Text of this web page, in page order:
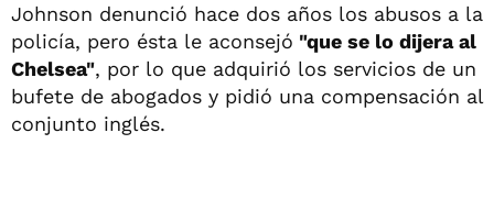
Johnson denunció hace dos años los abusos a la
policía, pero ésta le aconsejó "que se lo dijera al
Chelsea", por lo que adquirió los servicios de un
bufete de abogados y pidió una compensación al
conjunto inglés.